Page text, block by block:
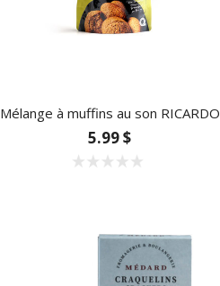
Mélange à muffins au son RICARDO
5.99 $